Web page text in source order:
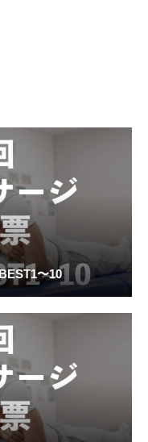
〜10